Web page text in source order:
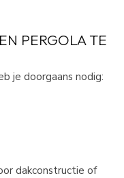
PERGOLA TE
je doorgaans nodig:
dakconstructie of